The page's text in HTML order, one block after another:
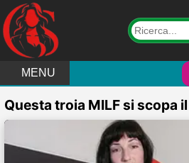
MENU
Questa troia MILF si scopa